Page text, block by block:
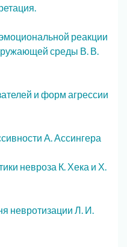
реакции
среды В. В.
и форм агрессии
А. Ассингера
невроза К. Хека и Х.
невротизации Л. И.